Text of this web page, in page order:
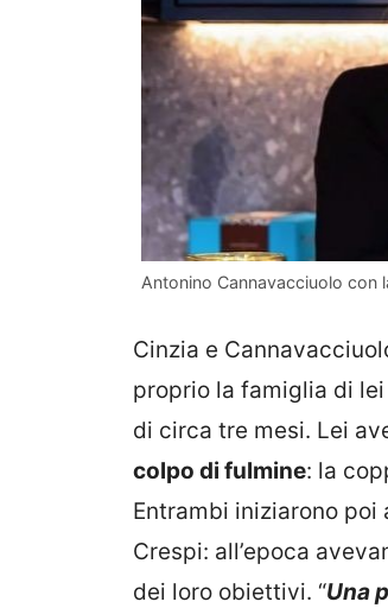
Antonino Cannavacciuolo con
Cinzia e
proprio la famiglia di
di circa tre mesi. Lei
colpo di fulmine: la
Entrambi iniziarono poi
Crespi: all’epoca
dei loro obiettivi. “Una